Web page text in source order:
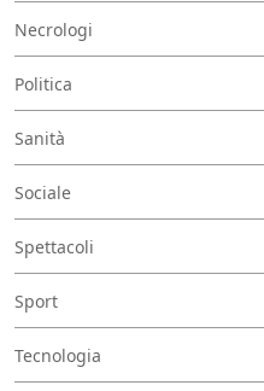
Necrologi
Politica
Sanità
Sociale
Spettacoli
Sport
Tecnologia